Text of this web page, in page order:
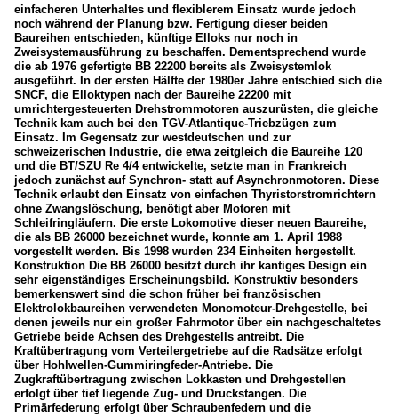
einfacheren Unterhaltes und flexiblerem Einsatz wurde jedoch
noch während der Planung bzw. Fertigung dieser beiden
Baureihen entschieden, künftige Elloks nur noch in
Zweisystemausführung zu beschaffen. Dementsprechend wurde
die ab 1976 gefertigte BB 22200 bereits als Zweisystemlok
ausgeführt. In der ersten Hälfte der 1980er Jahre entschied sich die
SNCF, die Elloktypen nach der Baureihe 22200 mit
umrichtergesteuerten Drehstrommotoren auszurüsten, die gleiche
Technik kam auch bei den TGV-Atlantique-Triebzügen zum
Einsatz. Im Gegensatz zur westdeutschen und zur
schweizerischen Industrie, die etwa zeitgleich die Baureihe 120
und die BT/SZU Re 4/4 entwickelte, setzte man in Frankreich
jedoch zunächst auf Synchron- statt auf Asynchronmotoren. Diese
Technik erlaubt den Einsatz von einfachen Thyristorstromrichtern
ohne Zwangslöschung, benötigt aber Motoren mit
Schleifringläufern. Die erste Lokomotive dieser neuen Baureihe,
die als BB 26000 bezeichnet wurde, konnte am 1. April 1988
vorgestellt werden. Bis 1998 wurden 234 Einheiten hergestellt.
Konstruktion Die BB 26000 besitzt durch ihr kantiges Design ein
sehr eigenständiges Erscheinungsbild. Konstruktiv besonders
bemerkenswert sind die schon früher bei französischen
Elektrolokbaureihen verwendeten Monomoteur-Drehgestelle, bei
denen jeweils nur ein großer Fahrmotor über ein nachgeschaltetes
Getriebe beide Achsen des Drehgestells antreibt. Die
Kraftübertragung vom Verteilergetriebe auf die Radsätze erfolgt
über Hohlwellen-Gummiringfeder-Antriebe. Die
Zugkraftübertragung zwischen Lokkasten und Drehgestellen
erfolgt über tief liegende Zug- und Druckstangen. Die
Primärfederung erfolgt über Schraubenfedern und die